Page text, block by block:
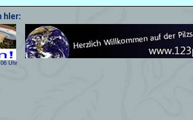
hier:
Uhr